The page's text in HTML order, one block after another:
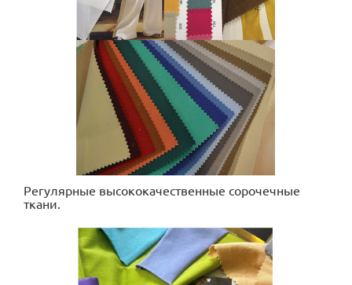
Регулярные высококачественные сорочечные
ткани.